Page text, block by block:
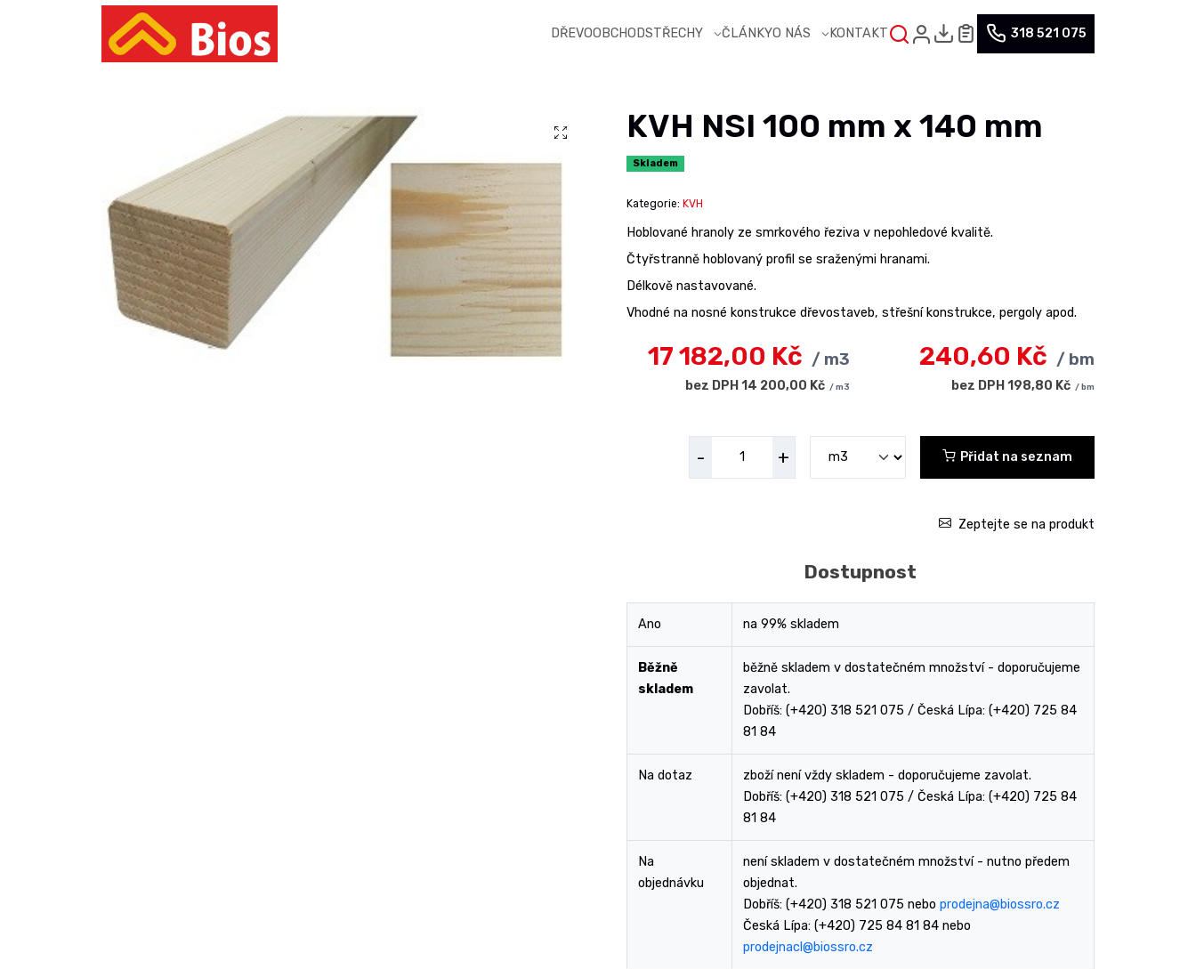
DŘEVOOBCHODSTŘECHY ČLÁNKYO NÁS KONTAKT 318 521 075
KVH NSI 100 mm x 140 mm
Skladem
Kategorie: KVH
Hoblované hranoly ze smrkového řeziva v nepohledové kvalitě.
Čtyřstranně hoblovaný profil se sraženými hranami.
Délkově nastavované.
Vhodné na nosné konstrukce dřevostaveb, střešní konstrukce, pergoly apod.
17 182,00 Kč / m3
bez DPH 14 200,00 Kč / m3
240,60 Kč / bm
bez DPH 198,80 Kč / bm
- + Přidat na seznam
Zeptejte se na produkt
Dostupnost
Ano na 99% skladem
Běžně
skladem
běžně skladem v dostatečném množství - doporučujeme
zavolat.
Dobříš: (+420) 318 521 075 / Česká Lípa: (+420) 725 84
81 84
Na dotaz
zboží není vždy skladem - doporučujeme zavolat.
Dobříš: (+420) 318 521 075 / Česká Lípa: (+420) 725 84
81 84
Na
objednávku
není skladem v dostatečném množství - nutno předem
objednat.
Dobříš: (+420) 318 521 075 nebo prodejna@biossro.cz
Česká Lípa: (+420) 725 84 81 84 nebo
prodejnacl@biossro.cz